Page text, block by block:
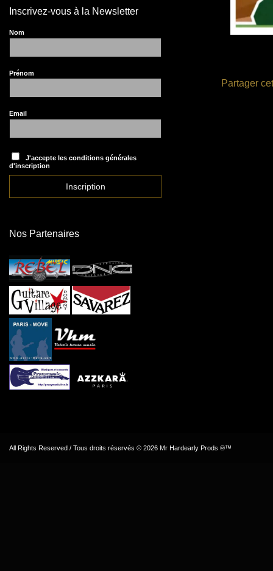
Partager
Inscrivez-vous à la Newsletter
Nom
Prénom
Email
J'accepte les conditions générales
d'inscription
Nos Partenaires
All Rights Reserved / Tous droits réservés © 2026 Mr Hardearly Prods ®™